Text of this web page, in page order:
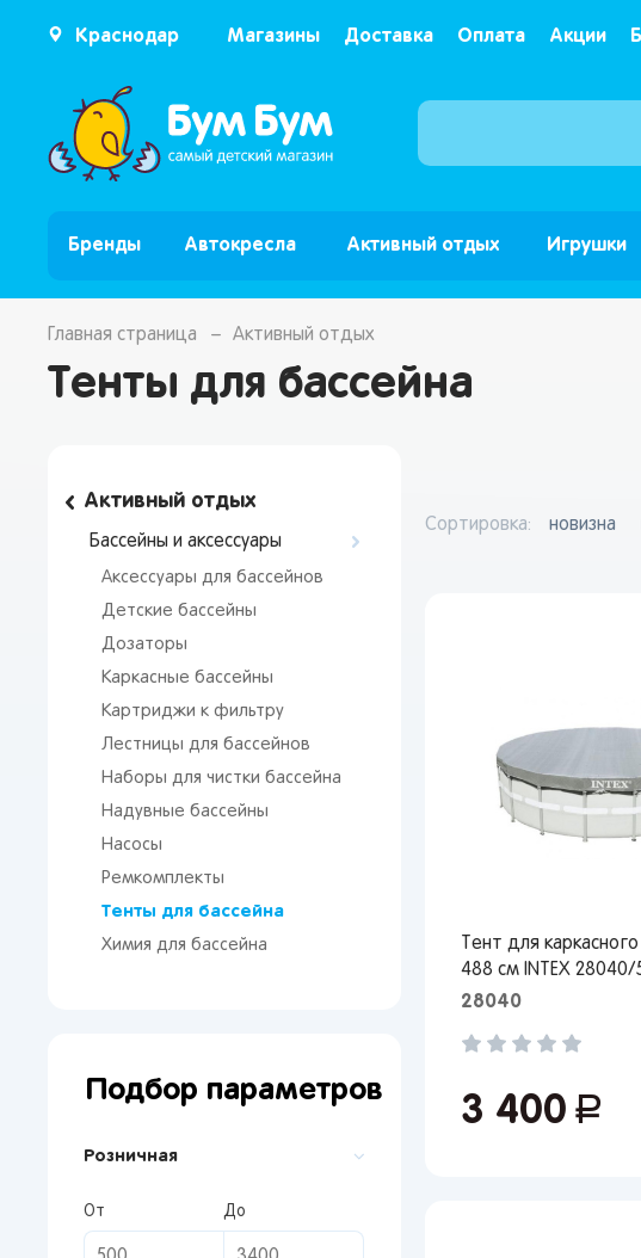
Краснодар Магазины Доставка Оплата Акции
Бренды Автокресла Активный отдых Игрушки
Главная страница Активный отдых
Тенты для бассейна
Активный отдых
Бассейны и аксессуары
Аксессуары для бассейнов
Детские бассейны
Дозаторы
Каркасные бассейны
Картриджи к фильтру
Лестницы для бассейнов
Наборы для чистки бассейна
Надувные бассейны
Насосы
Ремкомплекты
Тенты для бассейна
Химия для бассейна
Подбор параметров
Розничная
От До
Сортировка: новизна
Тент для
488 см INTEX 28040/
28040
3 400руб.
Вы